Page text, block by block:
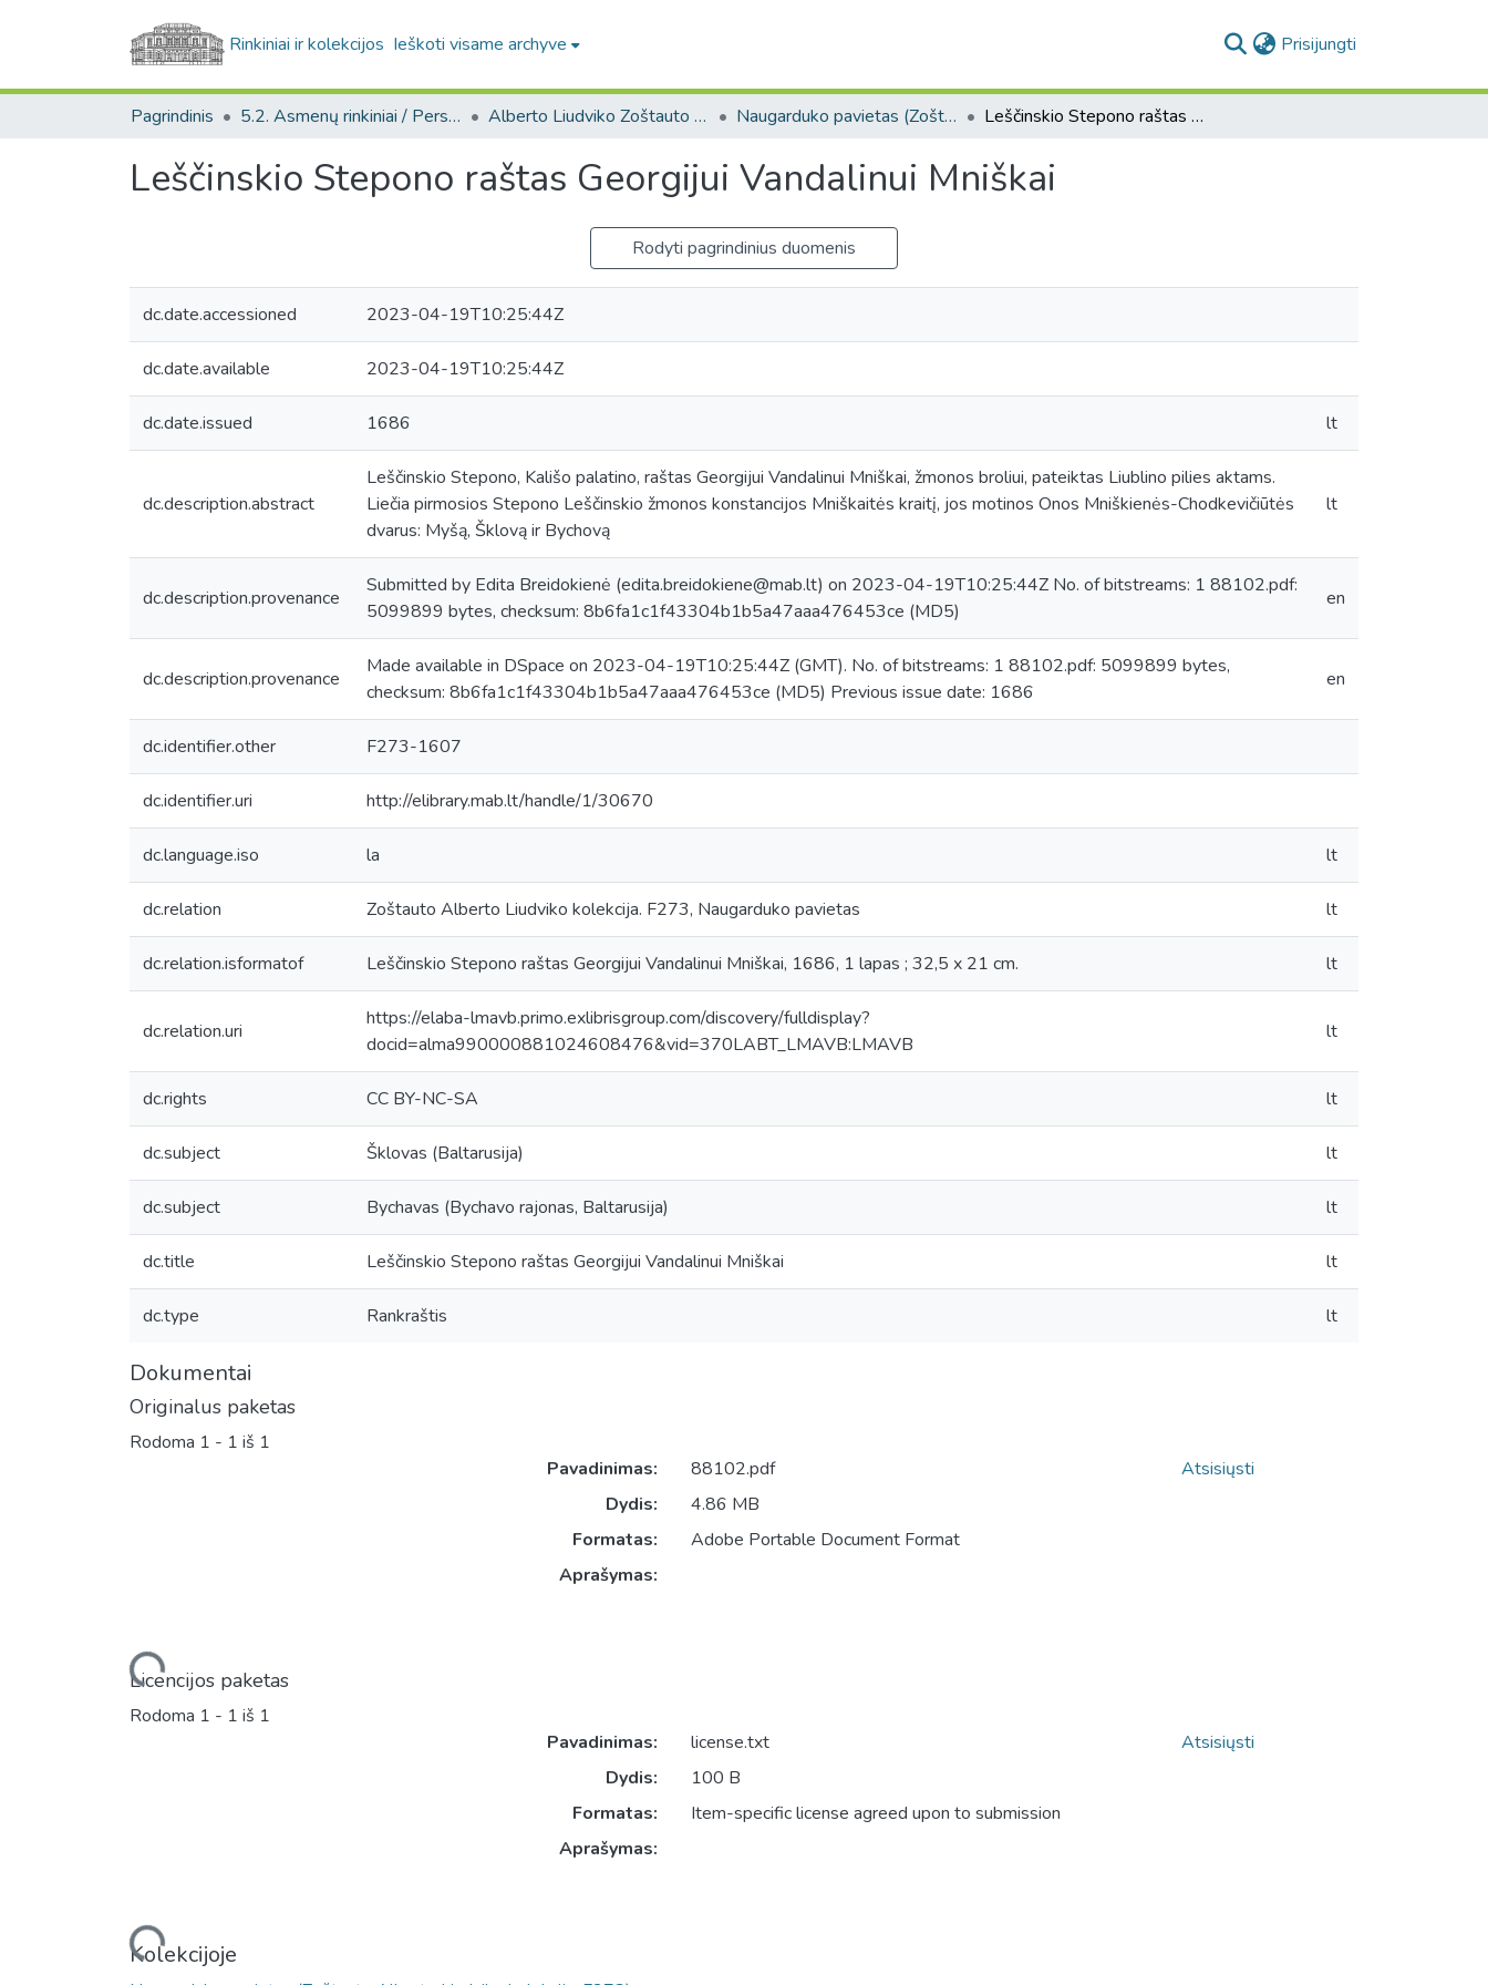
Rinkiniai ir kolekcijos Ieškoti visame archyve Prisijungti
Pagrindinis 5.2. Asmenų rinkiniai / Personal collections Alberto Liudviko Zoštauto kolekcija. F273 Naugarduko pavietas (Zoštauto Alberto Liudviko kolekcija. F273) Leščinskio Stepono raštas Georgijui Vandalinui Mniškai
Leščinskio Stepono raštas Georgijui Vandalinui Mniškai
Rodyti pagrindinius duomenis
dc.date.accessioned 2023-04-19T10:25:44Z
dc.date.available 2023-04-19T10:25:44Z
dc.date.issued 1686 lt
dc.description.abstract
Leščinskio Stepono, Kališo palatino, raštas Georgijui Vandalinui Mniškai, žmonos broliui, pateiktas Liublino pilies aktams.
Liečia pirmosios Stepono Leščinskio žmonos konstancijos Mniškaitės kraitį, jos motinos Onos Mniškienės-Chodkevičiūtės
dvarus: Myšą, Šklovą ir Bychovą
lt
dc.description.provenance
Submitted by Edita Breidokienė (edita.breidokiene@mab.lt) on 2023-04-19T10:25:44Z No. of bitstreams: 1 88102.pdf:
5099899 bytes, checksum: 8b6fa1c1f43304b1b5a47aaa476453ce (MD5)
en
dc.description.provenance
Made available in DSpace on 2023-04-19T10:25:44Z (GMT). No. of bitstreams: 1 88102.pdf: 5099899 bytes,
checksum: 8b6fa1c1f43304b1b5a47aaa476453ce (MD5) Previous issue date: 1686
en
dc.identifier.other F273-1607
dc.identifier.uri http://elibrary.mab.lt/handle/1/30670
dc.language.iso la lt
dc.relation Zoštauto Alberto Liudviko kolekcija. F273, Naugarduko pavietas lt
dc.relation.isformatof Leščinskio Stepono raštas Georgijui Vandalinui Mniškai, 1686, 1 lapas ; 32,5 x 21 cm. lt
dc.relation.uri
https://elaba-lmavb.primo.exlibrisgroup.com/discovery/fulldisplay?
docid=alma990000881024608476&vid=370LABT_LMAVB:LMAVB
lt
dc.rights CC BY-NC-SA lt
dc.subject Šklovas (Baltarusija) lt
dc.subject Bychavas (Bychavo rajonas, Baltarusija) lt
dc.title Leščinskio Stepono raštas Georgijui Vandalinui Mniškai lt
dc.type Rankraštis lt
Dokumentai
Originalus paketas
Rodoma 1 - 1 iš 1
Įkeliama...
Pavadinimas:
88102.pdf
Dydis:
4.86 MB
Formatas:
Adobe Portable Document Format
Aprašymas:
Atsisiųsti
Licencijos paketas
Rodoma 1 - 1 iš 1
Įkeliama...
Pavadinimas:
license.txt
Dydis:
100 B
Formatas:
Item-specific license agreed upon to submission
Aprašymas:
Atsisiųsti
Kolekcijoje